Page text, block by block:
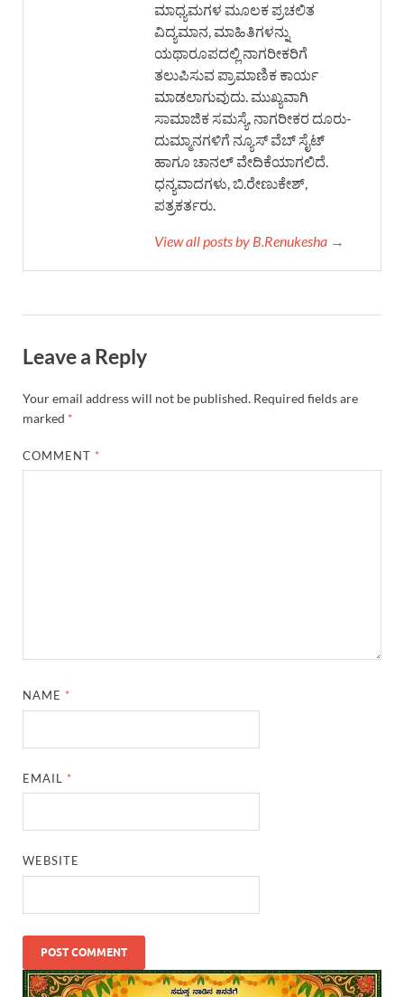
ಮಾಧ್ಯಮಗಳ ಮೂಲಕ ಪ್ರಚಲಿತ
ವಿದ್ಯಮಾನ, ಮಾಹಿತಿಗಳನ್ನು
ಯಥಾರೂಪದಲ್ಲಿ ನಾಗರೀಕರಿಗೆ
ತಲುಪಿಸುವ ಪ್ರಾಮಾಣಿಕ ಕಾರ್ಯ
ಮಾಡಲಾಗುವುದು. ಮುಖ್ಯವಾಗಿ
ಸಾಮಾಜಿಕ ಸಮಸ್ಯೆ, ನಾಗರೀಕರ ದೂರು-
ದುಮ್ಮಾನಗಳಿಗೆ ನ್ಯೂಸ್ ವೆಬ್ ಸೈಟ್
ಹಾಗೂ ಚಾನಲ್ ವೇದಿಕೆಯಾಗಲಿದೆ.
ಧನ್ಯವಾದಗಳು, ಬಿ.ರೇಣುಕೇಶ್,
ಪತ್ರಕರ್ತರು.
View all posts by B.Renukesha →
Leave a Reply
Your email address will not be published. Required fields are
marked *
COMMENT *
NAME *
EMAIL *
WEBSITE